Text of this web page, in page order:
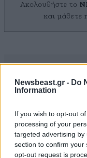
Newsbeast.gr - Do
Information
If you wish to opt-out
processing of your
targeted advertising
section to confirm your
opt-out request is
Ακολουθήστε το
και μάθετε